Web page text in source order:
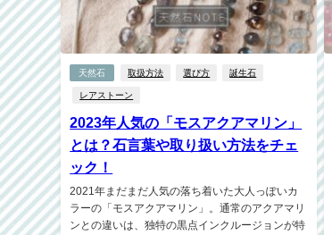
天然石 取扱方法 選び方 誕生石
レアストーン
2023年人気の「モスアクアマリン」
とは？石言葉や取り扱い方法をチェ
ック！
2021年まだまだ人気の落ち着いた大人っぽいカ
ラーの「モスアクアマリン」。通常のアクアマリ
ンとの違いは、独特の黒点インクルージョンが特